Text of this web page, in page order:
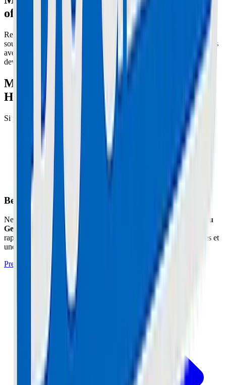
officielles)
Regardez sur le BMS (la carte électronique sur la batterie). Il y a
souvent un minuscule bouton interrupteur "Reset". Appuyez dessus
avec une pointe plastique. La LED doit changer de rythme ou
devenir fixe rouge puis bleue.
Méthode 2 : Le Débranchement (Reset
Hard)
Si pas de bouton :
Débranchez la nappe d'équilibrage (la large nappe
multicolore).
Attendez 10-15 minutes que les condensateurs se vident.
Rebranchez. Si la LED redevient bleue fixe ou clignote
lentement (normal), c'est gagné. Si elle clignote rouge
rapidement, une cellule est morte (déséquilibre > 0.3V).
Besoin d'un expert à Cannes ou Le Cannet ?
Ne prenez pas de risques avec votre matériel. L'atelier
Maison du
Geek
situé à Cannes (06) prend en charge cette réparation
rapidement avec un diagnostic professionnel, des pièces certifiées et
une garantie de 1 an.
Prendre Rendez-vous à l'Atelier